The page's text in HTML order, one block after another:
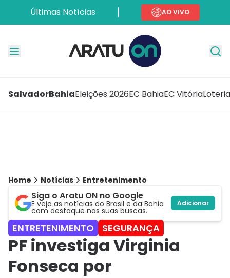
Últimas Notícias AO VIVO
SalvadorBahiaEleições 2026EC BahiaEC Vitória
Home Notícias Entretenimento
Siga o Aratu ON no Google
E veja as notícias do Brasil e da Bahia
com destaque nas suas buscas.
Adicionar
ENTRETENIMENTO SEGURANÇA
PF investiga Virginia
Fonseca por